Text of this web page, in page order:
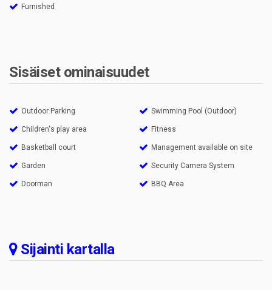
Furnished
Sisäiset ominaisuudet
Outdoor Parking Swimming Pool (Outdoor)
Children's play area Fitness
Basketball court Management available on site
Garden Security Camera System
Doorman BBQ Area
Sijainti kartalla